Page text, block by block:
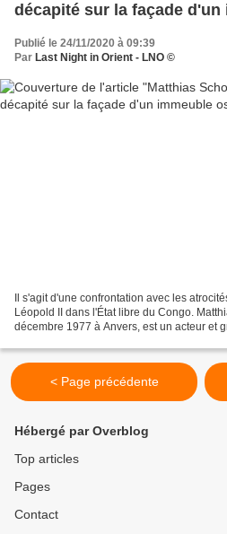
décapité sur la façade
Publié le 24/11/2020 à 09:39
Par Last Night in Orient - LNO ©
Il s'agit d'une confrontation avec les
Léopold II dans l'État libre du Congo.
décembre 1977 à Anvers, est un acteur et
< Page précédente
Hébergé par Overblog
Top articles
Pages
Contact